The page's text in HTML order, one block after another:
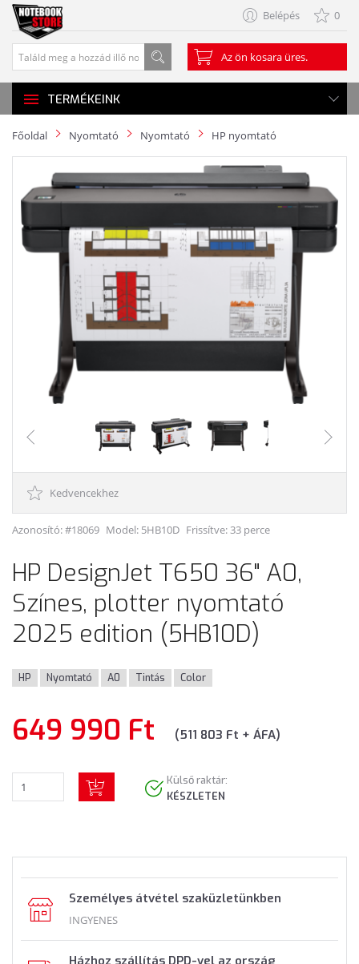
Belépés 0
Az ön kosara üres.
TERMÉKEINK
Főoldal Nyomtató Nyomtató HP nyomtató
Kedvencekhez
Azonosító: #18069 Model: 5HB10D Frissítve: 33 perce
HP DesignJet T650 36" A0,
Színes, plotter nyomtató
2025 edition (5HB10D)
HP Nyomtató A0 Tintás Color
649 990 Ft (511 803 Ft + ÁFA)
Külső raktár:
KÉSZLETEN
Személyes átvétel szaküzletünkben
INGYENES
Házhoz szállítás DPD-vel az ország